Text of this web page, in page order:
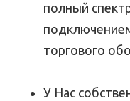
полный
торгового
У Нас